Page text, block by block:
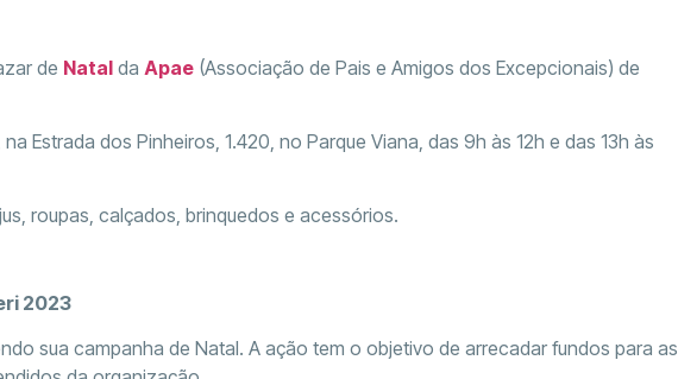
de Natal da Apae (Associação de Pais e Amigos dos Excepcionais) de
Estrada dos Pinheiros, 1.420, no Parque Viana, das 9h às 12h e das 13h às
roupas, calçados, brinquedos e acessórios.
2023
sua campanha de Natal. A ação tem o objetivo de arrecadar fundos para as